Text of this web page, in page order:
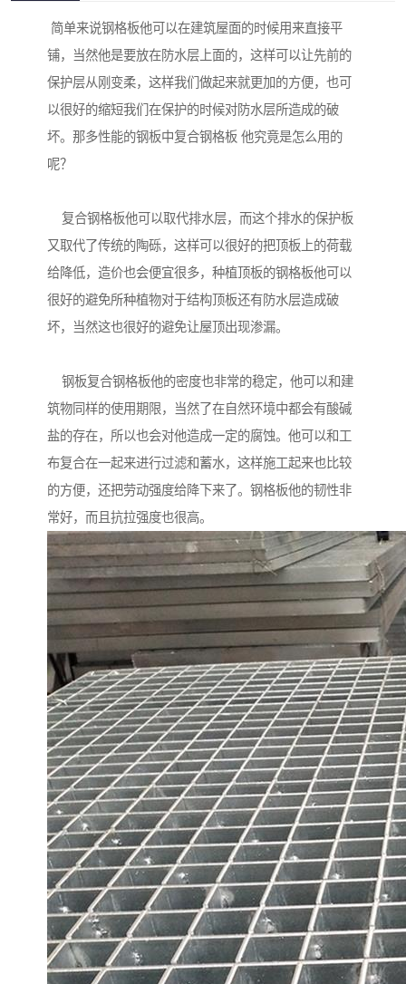
简单来说钢格板他可以在建筑屋面的时候用来直接平
铺，当然他是要放在防水层上面的，这样可以让先前的
保护层从刚变柔，这样我们做起来就更加的方便，也可
以很好的缩短我们在保护的时候对防水层所造成的破
坏。那多性能的钢板中复合钢格板 他究竟是怎么用的
呢？
复合钢格板他可以取代排水层，而这个排水的保护板
又取代了传统的陶砾，这样可以很好的把顶板上的荷载
给降低，造价也会便宜很多，种植顶板的钢格板他可以
很好的避免所种植物对于结构顶板还有防水层造成破
坏，当然这也很好的避免让屋顶出现渗漏。
钢板复合钢格板他的密度也非常的稳定，他可以和建
筑物同样的使用期限，当然了在自然环境中都会有酸碱
盐的存在，所以也会对他造成一定的腐蚀。他可以和工
布复合在一起来进行过滤和蓄水，这样施工起来也比较
的方便，还把劳动强度给降下来了。钢格板他的韧性非
常好，而且抗拉强度也很高。